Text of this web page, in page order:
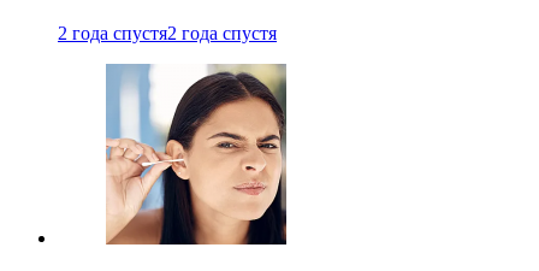
2 года спустя2 года спустя